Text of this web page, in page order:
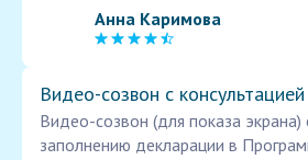
Анна Каримова
Видео-созвон с
Видео-созвон (для показа экрана)
заполнению декларации в